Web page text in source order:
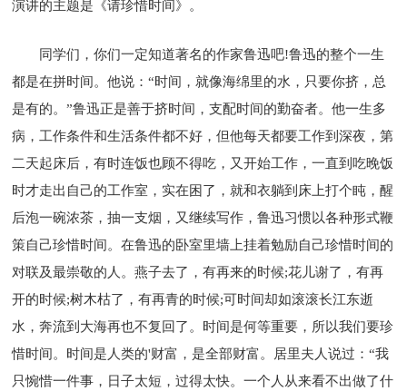
演讲的主题是《请珍惜时间》。
同学们，你们一定知道著名的作家鲁迅吧!鲁迅的整个一生
都是在拼时间。他说：“时间，就像海绵里的水，只要你挤，总
是有的。”鲁迅正是善于挤时间，支配时间的勤奋者。他一生多
病，工作条件和生活条件都不好，但他每天都要工作到深夜，第
二天起床后，有时连饭也顾不得吃，又开始工作，一直到吃晚饭
时才走出自己的工作室，实在困了，就和衣躺到床上打个盹，醒
后泡一碗浓茶，抽一支烟，又继续写作，鲁迅习惯以各种形式鞭
策自己珍惜时间。在鲁迅的卧室里墙上挂着勉励自己珍惜时间的
对联及最崇敬的人。燕子去了，有再来的时候;花儿谢了，有再
开的时候;树木枯了，有再青的时候;可时间却如滚滚长江东逝
水，奔流到大海再也不复回了。时间是何等重要，所以我们要珍
惜时间。时间是人类的'财富，是全部财富。居里夫人说过：“我
只惋惜一件事，日子太短，过得太快。一个人从来看不出做了什